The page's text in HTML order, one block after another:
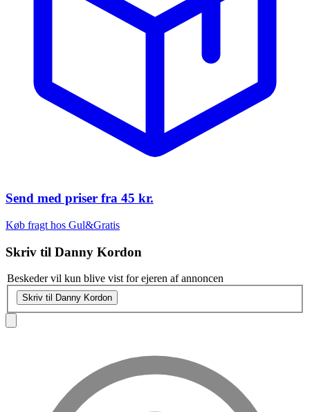
Send med priser fra 45 kr.
Køb fragt hos Gul&Gratis
Skriv til Danny Kordon
Beskeder vil kun blive vist for ejeren af annoncen
Skriv til Danny Kordon